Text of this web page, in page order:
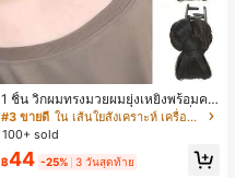
1 ชิ้น วิกผมทรงมวยผมยุ่งเหยิงพร้อมคลิ
ปหนีบผม, คลิปหนีบผมสังเคราะห์ที่ได้รั
บการอัปเกรดแฟชั่น, วิกผมเส้นใยทนคว
ามร้อนสูงที่ออกแบบมาสำหรับผู้หญิง, ใ
ช้งานง่ายโดยไม่ต้องใช้เครื่องมือ, เหมา
#3 ขายดี
ใน เส้นใยสังเคราะห์ เครื่องประดับผมผู้หญิง
100+ sold
฿44 -25% 3 วันสุดท้าย